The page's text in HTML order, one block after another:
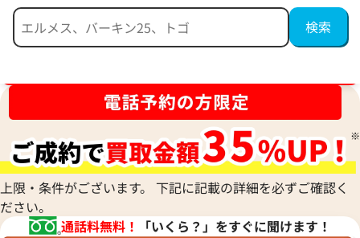
224,000円
2026年3月17日時点
ング
166,000円
2026年2月17日時
上限・条件がございます。 下記に記載の詳細を必ずご確認く
ださい。
通話料無料！
「いくら？」をすぐに聞けます！